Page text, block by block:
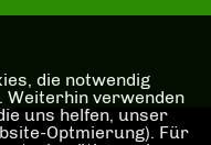
die notwendig
Weiterhin verwenden
uns helfen, unser
Optmierung). Für